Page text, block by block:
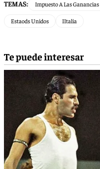
TEMAS: Impuesto A Las Ganancias
Estaods Unidos IItalia